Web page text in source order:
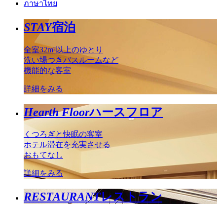
ภาษาไทย
STAY宿泊
全室32m²以上のゆとり
洗い場つきバスルームなど
機能的な客室
詳細をみる
Hearth Floorハースフロア
くつろぎと快眠の客室
ホテル滞在を充実させる
おもてなし
詳細をみる
RESTAURANTレストラン